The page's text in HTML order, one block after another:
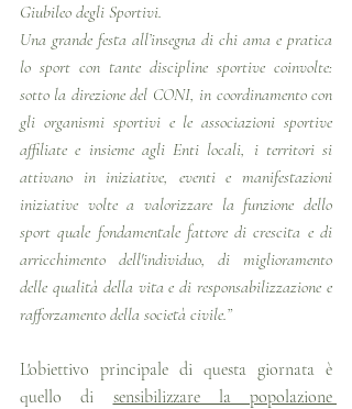
Giubileo degli Sportivi.
Una grande festa all’insegna di chi ama e pratica
lo sport con tante discipline sportive coinvolte:
sotto la direzione del CONI, in coordinamento con
gli organismi sportivi e le associazioni sportive
affiliate e insieme agli Enti locali, i territori si
attivano in iniziative, eventi e manifestazioni
iniziative volte a valorizzare la funzione dello
sport quale fondamentale fattore di crescita e di
arricchimento dell'individuo, di miglioramento
delle qualità della vita e di responsabilizzazione e
rafforzamento della società civile.”
L'obiettivo principale di questa giornata è
quello di sensibilizzare la popolazione